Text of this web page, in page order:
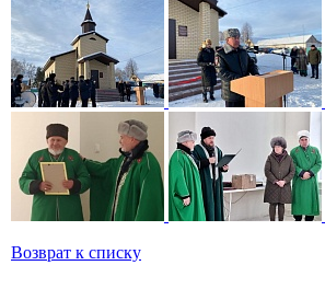
Возврат к списку